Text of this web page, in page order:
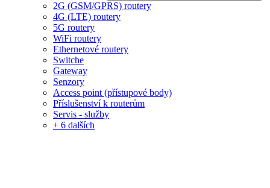
2G (GSM/GPRS) routery
4G (LTE) routery
5G routery
WiFi routery
Ethernetové routery
Switche
Gateway
Senzory
Access point (přístupové body)
Příslušenství k routerům
Servis - služby
+ 6 dalších